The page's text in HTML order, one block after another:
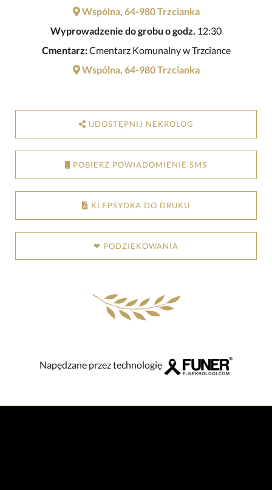
Wspólna, 64-980 Trzcianka
Wyprowadzenie do grobu o godz. 12:30
Cmentarz:Cmentarz Komunalny w Trzciance
Wspólna, 64-980 Trzcianka
UDOSTĘPNIJ NEKROLOG
POBIERZ POWIADOMIENIE SMS
KLEPSYDRA DO DRUKU
❤ PODZIĘKOWANIA
Napędzane przez technologię